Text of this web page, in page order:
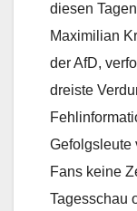
diesen
Maximilian
der AfD,
dreiste
Gefolgsleute
Fans keine
Tagesschau